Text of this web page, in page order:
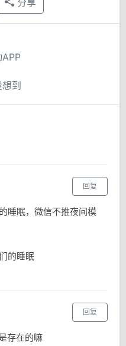
分享
到
回复
睡眠，微信不推夜间模
的睡眠
回复
存在的嘛